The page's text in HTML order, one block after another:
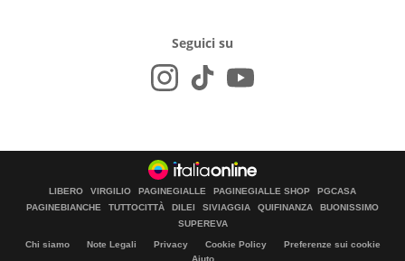
Seguici su
LIBERO VIRGILIO PAGINEGIALLE PAGINEGIALLE SHOP
PGCASA
PAGINEBIANCHE
TUTTOCITTÀ DILEI SIVIAGGIA QUIFINANZA
BUONISSIMO
SUPEREVA
Chi siamo Note Legali Privacy Cookie Policy
Preferenze sui cookie